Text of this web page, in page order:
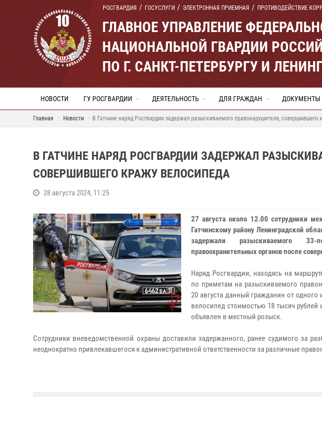
РОСГВАРДИЯ ГОСУСЛУГИ ЭЛЕКТРОННАЯ ПРИЕМНАЯ ПРОТИВОДЕЙСТВИЕ
ГЛАВНОЕ УПРАВЛЕНИЕ
НАЦИОНАЛЬНОЙ ГВАРДИИ
ПО Г. САНКТ-ПЕТЕРБУРГУ И
НОВОСТИ ГУ РОСГВАРДИИ ДЕЯТЕЛЬНОСТЬ ДЛЯ ГРАЖДАН ДОКУМЕНТЫ
Главная Новости В Гатчине наряд Росгвардии задержал разыскиваемого правонарушителя, совершившего
В ГАТЧИНЕ НАРЯД РОСГВАРДИИ ЗАДЕРЖАЛ
СОВЕРШИВШЕГО КРАЖУ ВЕЛОСИПЕДА
28 августа 2024, 11:25
27 августа около 12.00 сотрудники
Гатчинскому району Ленинградской
задержали разыскиваемого 33-
правоохранительных органов после
Наряд Росгвардии, находясь на
по приметам на разыскиваемого
20 августа данный гражданин от
велосипед стоимостью 18 тысяч
объявлен в местный розыск.
Сотрудники вневедомственной охраны доставили задержанного, ранее судимого за
неоднократно привлекавшегося к административной ответственности за различные